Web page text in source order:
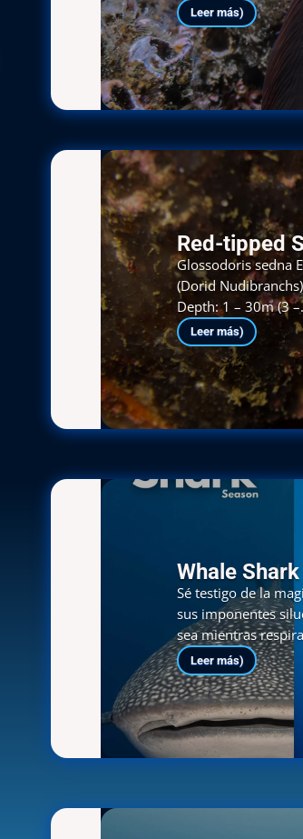
Leer más)
Red-tipped
Glossodoris sedna
(Dorid
Depth: 1 – 30m (3
Leer más)
Whale
Sé testigo de la
sus imponentes
sea mientras
Leer más)